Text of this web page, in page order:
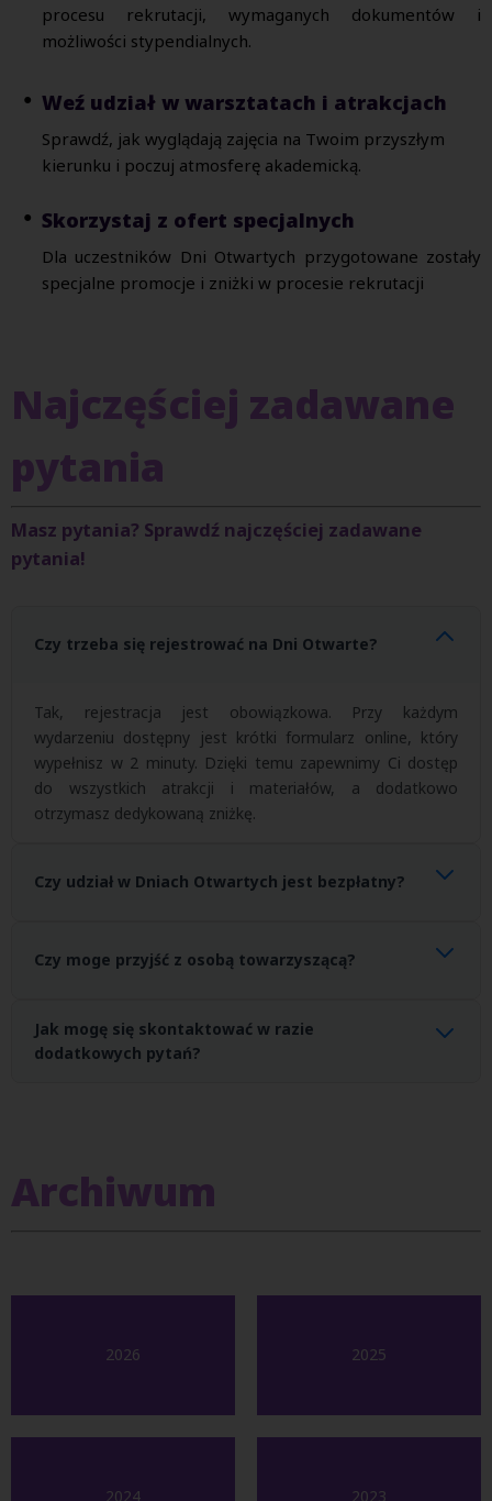
procesu rekrutacji, wymaganych dokumentów i
możliwości stypendialnych.
Weź udział w warsztatach i atrakcjach
Sprawdź, jak wyglądają zajęcia na Twoim przyszłym
kierunku i poczuj atmosferę akademicką.
Skorzystaj z ofert specjalnych
Dla uczestników Dni Otwartych przygotowane zostały
specjalne promocje i zniżki w procesie rekrutacji
Najczęściej zadawane
pytania
Masz pytania? Sprawdź najczęściej zadawane
pytania!
Czy trzeba się rejestrować na Dni Otwarte?
Tak, rejestracja jest obowiązkowa. Przy każdym
wydarzeniu dostępny jest krótki formularz online, który
wypełnisz w 2 minuty. Dzięki temu zapewnimy Ci dostęp
do wszystkich atrakcji i materiałów, a dodatkowo
otrzymasz dedykowaną zniżkę.
Czy udział w Dniach Otwartych jest bezpłatny?
Czy moge przyjść z osobą towarzyszącą?
Jak mogę się skontaktować w razie
dodatkowych pytań?
Archiwum
2026 2025
2024 2023